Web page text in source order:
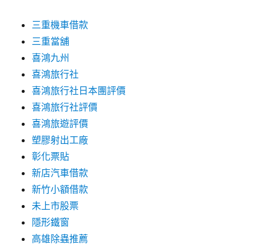
三重機車借款
三重當舖
喜鴻九州
喜鴻旅行社
喜鴻旅行社日本團評價
喜鴻旅行社評價
喜鴻旅遊評價
塑膠射出工廠
彰化票貼
新店汽車借款
新竹小額借款
未上市股票
隱形鐵窗
高雄除蟲推薦